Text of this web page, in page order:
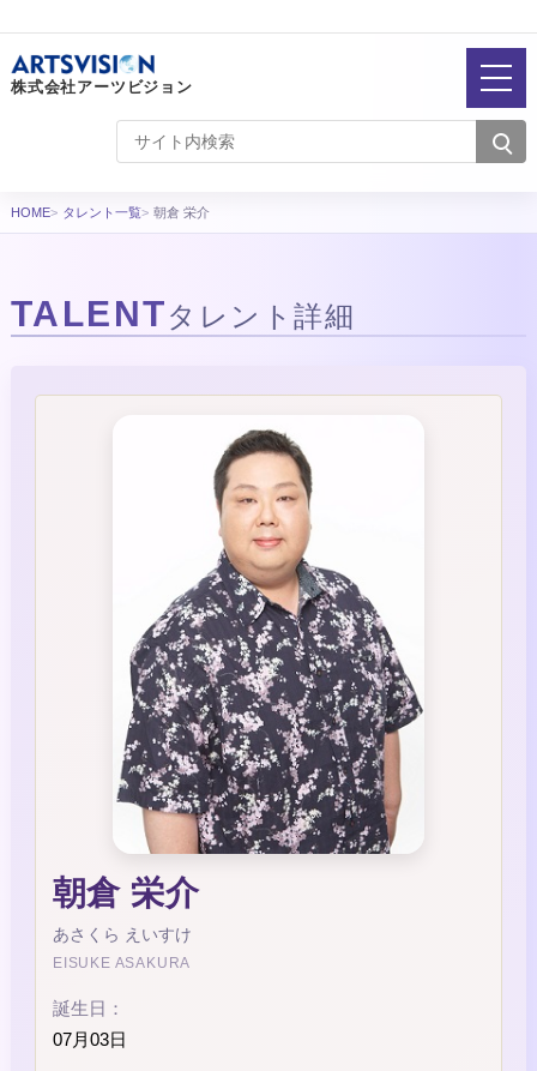
株式会社アーツビジョン
HOME タレント一覧 朝倉 栄介
TALENTタレント詳細
朝倉 栄介
あさくら えいすけ
EISUKE ASAKURA
誕生日：
07月03日